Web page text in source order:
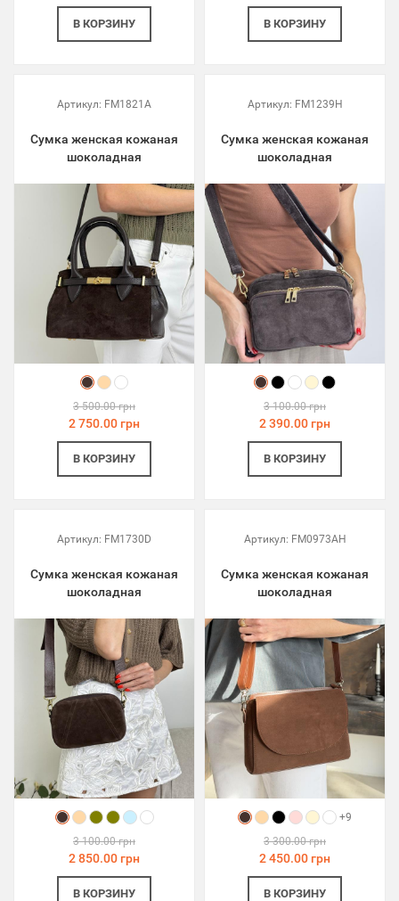
В КОРЗИНУ В КОРЗИНУ
Артикул: FM1821A
Сумка женская кожаная
шоколадная
3 500.00 грн
2 750.00 грн
В КОРЗИНУ
Артикул: FM1239H
Сумка женская кожаная
шоколадная
3 100.00 грн
2 390.00 грн
В КОРЗИНУ
Артикул: FM1730D
Сумка женская кожаная
шоколадная
3 100.00 грн
2 850.00 грн
В КОРЗИНУ
Артикул: FM0973AH
Сумка женская кожаная
шоколадная
+9
3 300.00 грн
2 450.00 грн
В КОРЗИНУ